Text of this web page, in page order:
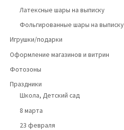
Латексные шары на выписку
Фольгированные шары на выписку
Игрушки/подарки
Оформление магазинов и витрин
Фотозоны
Праздники
Школа, Детский сад
8 марта
23 февраля